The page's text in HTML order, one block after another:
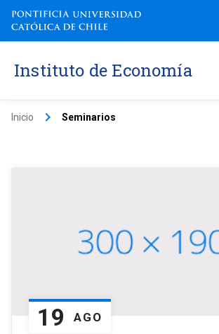
Instituto de Economía
Inicio keyboard_arrow_right Seminarios
19 AGO